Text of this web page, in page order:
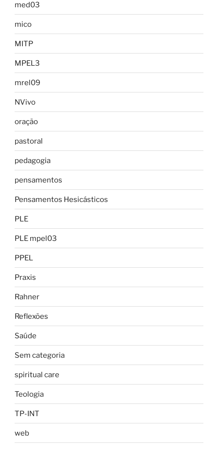
med03
mico
MITP
MPEL3
mrel09
NVivo
oração
pastoral
pedagogia
pensamentos
Pensamentos Hesicásticos
PLE
PLE mpel03
PPEL
Praxis
Rahner
Reflexões
Saúde
Sem categoria
spiritual care
Teologia
TP-INT
web